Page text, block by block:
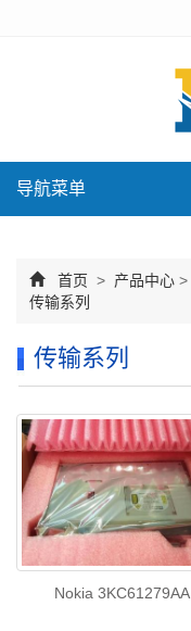
导航菜单
首页 > 产品中心 >
传输系列
传输系列
Nokia 3KC61279AA